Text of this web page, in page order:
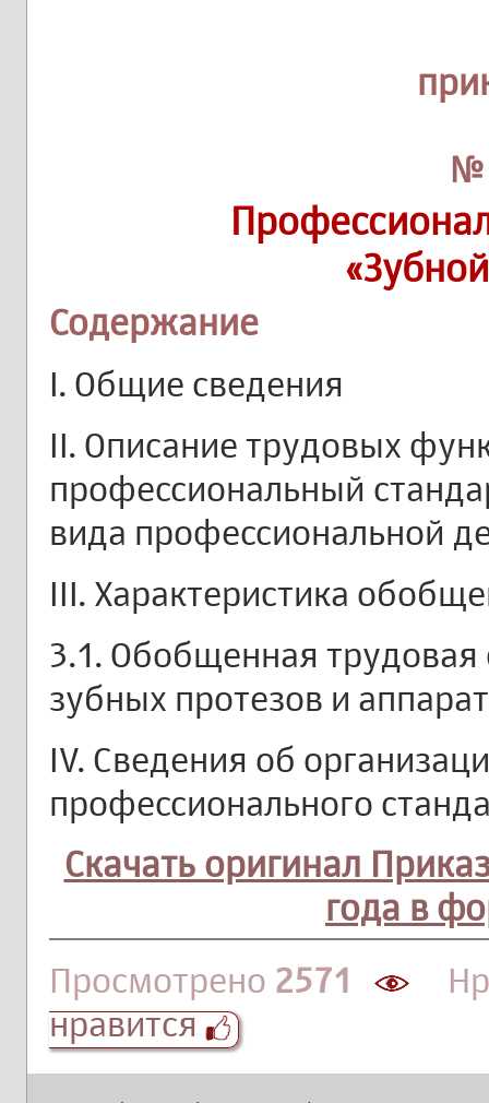
№
Содержание
I. Общие сведения
II. Описание трудовых
профессиональный
вида профессиональной
III. Характеристика
3.1. Обобщенная
зубных протезов и
IV. Сведения об
профессионального
Скачать оригинал
года в
Просмотрено 2571
нравится